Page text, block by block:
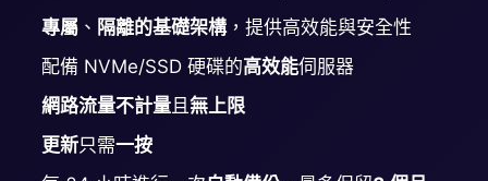
Elasticsearch
專屬 、 隔離的基礎架構，提供高效能與安全性
配備 NVMe/SSD 硬碟的高效能伺服器
網路流量不計量且無上限
更新只需一按